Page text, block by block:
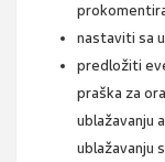
nastaviti sa
predložiti
praška za
ublažavanju
ublažavanju